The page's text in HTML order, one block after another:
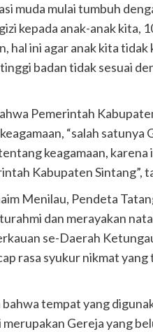
muda mulai tumbuh
kepada anak-anak kita,
hal ini agar anak kita
badan tidak sesuai
Pemerintah
“salah satunya
keagamaan,
Kabupaten Sintang”,
Menilau, Pendeta
dan merayakan
se-Daerah
rasa syukur nikmat
tempat yang
Gereja yang